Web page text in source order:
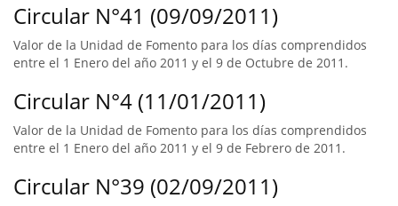
Circular N°41 (09/09/2011)
Valor de la Unidad de Fomento para los días comprendidos
entre el 1 Enero del año 2011 y el 9 de Octubre de 2011.
Circular N°4 (11/01/2011)
Valor de la Unidad de Fomento para los días comprendidos
entre el 1 Enero del año 2011 y el 9 de Febrero de 2011.
Circular N°39 (02/09/2011)